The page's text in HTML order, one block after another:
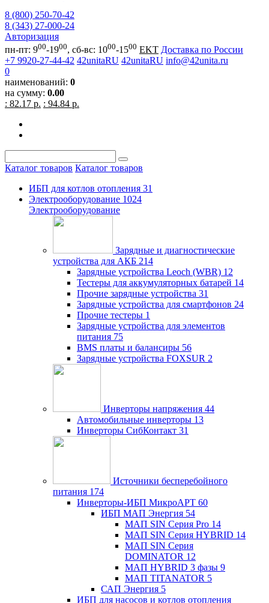
8 (800) 250-70-42
8 (343) 27-000-24
Авторизация
пн-пт: 900-1900, сб-вс: 1000-1500 EKT Доставка по России
+7 9920-27-44-42 42unitaRU 42unitaRU info@42unita.ru
0
наименований: 0
на сумму: 0.00
: 82.17 р. : 94.84 р.
Каталог товаров Каталог товаров
ИБП для котлов отопления 31
Электрооборудование 1024
Электрооборудование
Зарядные и диагностические
устройства для АКБ 214
Зарядные устройства Leoch (WBR) 12
Тестеры для аккумуляторных батарей 14
Прочие зарядные устройства 31
Зарядные устройства для смартфонов 24
Прочие тестеры 1
Зарядные устройства для элементов
питания 75
BMS платы и балансиры 56
Зарядные устройства FOXSUR 2
Инверторы напряжения 44
Автомобильные инверторы 13
Инверторы СибКонтакт 31
Источники бесперебойного
питания 174
Инверторы-ИБП МикроАРТ 60
ИБП МАП Энергия 54
МАП SIN Серия Pro 14
МАП SIN Серия HYBRID 14
МАП SIN Серия
DOMINATOR 12
МАП HYBRID 3 фазы 9
МАП TITANATOR 5
САП Энергия 5
ИБП для насосов и котлов отопления